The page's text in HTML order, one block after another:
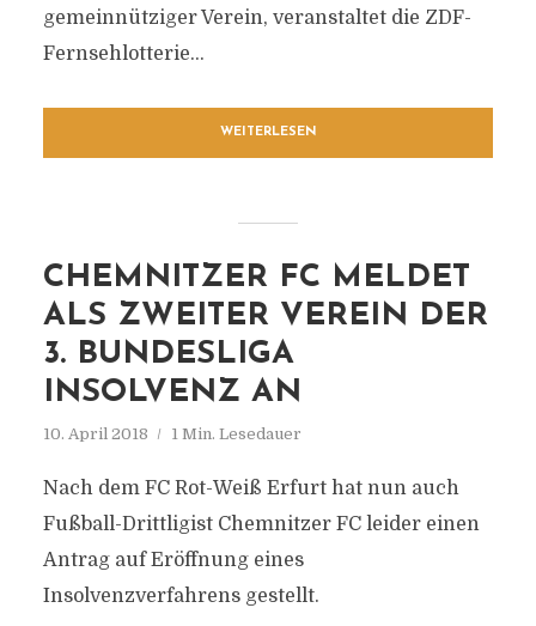
gemeinnütziger Verein, veranstaltet die ZDF-
Fernsehlotterie...
WEITERLESEN
CHEMNITZER FC MELDET
ALS ZWEITER VEREIN DER
3. BUNDESLIGA
INSOLVENZ AN
10. April 2018 1 Min. Lesedauer
Nach dem FC Rot-Weiß Erfurt hat nun auch
Fußball-Drittligist Chemnitzer FC leider einen
Antrag auf Eröffnung eines
Insolvenzverfahrens gestellt.